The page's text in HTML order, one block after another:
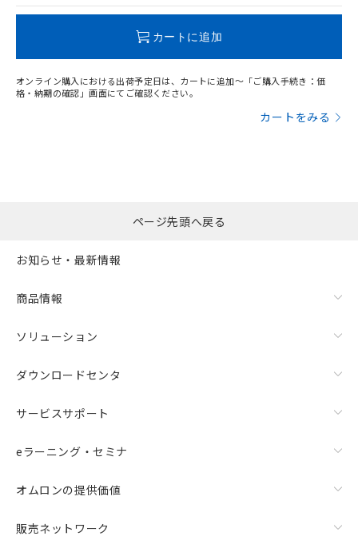
カートに追加
オンライン購入における出荷予定日は、カートに追加～「ご購入手続き：価
格・納期の確認」画面にてご確認ください。
カートをみる
ページ先頭へ戻る
お知らせ・最新情報
商品情報
ソリューション
ダウンロードセンタ
サービスサポート
eラーニング・セミナ
オムロンの提供価値
販売ネットワーク